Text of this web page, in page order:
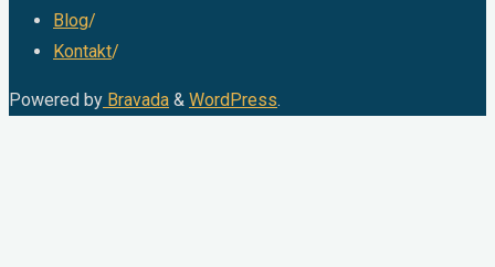
Blog/
Kontakt/
Powered by Bravada & WordPress.